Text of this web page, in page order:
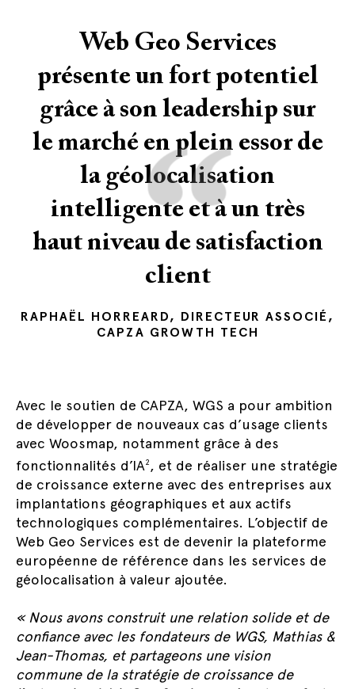
Web Geo Services
présente un fort potentiel
grâce à son leadership sur
le marché en plein essor de
la géolocalisation
intelligente et à un très
haut niveau de satisfaction
client
“
RAPHAËL HORREARD, DIRECTEUR ASSOCIÉ,
CAPZA GROWTH TECH
Avec le soutien de CAPZA, WGS a pour ambition
de développer de nouveaux cas d’usage clients
avec Woosmap, notamment grâce à des
fonctionnalités d’IA2 , et de réaliser une stratégie
de croissance externe avec des entreprises aux
implantations géographiques et aux actifs
technologiques complémentaires. L’objectif de
Web Geo Services est de devenir la plateforme
européenne de référence dans les services de
géolocalisation à valeur ajoutée.
« Nous avons construit une relation solide et de
confiance avec les fondateurs de WGS, Mathias &
Jean-Thomas, et partageons une vision
commune de la stratégie de croissance de